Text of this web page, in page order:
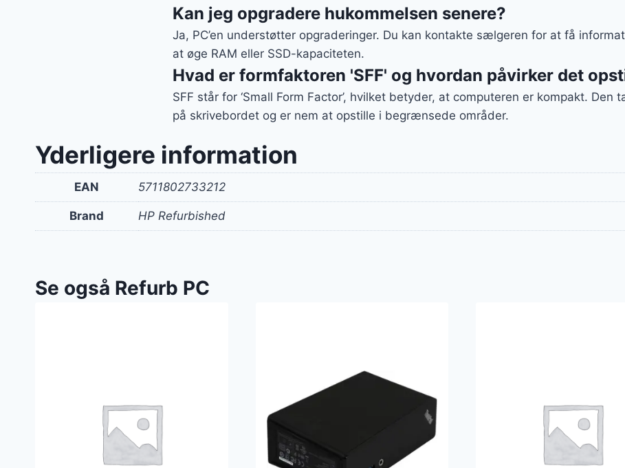
Kan jeg opgradere hukommelsen senere?
Ja, PC’en understøtter opgraderinger. Du kan kontakte sælgeren for at få
at øge RAM eller SSD-kapaciteten.
Hvad er formfaktoren 'SFF' og hvordan påvirker det
SFF står for ‘Small Form Factor’, hvilket betyder, at computeren er kompakt. Den
på skrivebordet og er nem at opstille i begrænsede områder.
Yderligere information
EAN 5711802733212
Brand HP Refurbished
Se også Refurb PC